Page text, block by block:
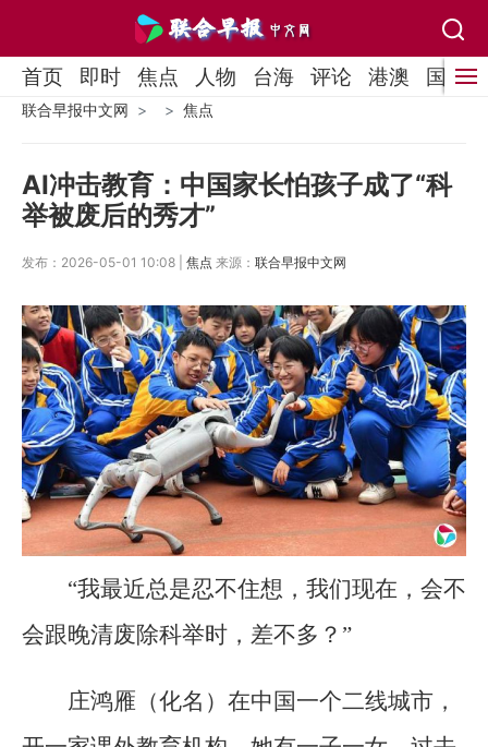
首页 即时 焦点 人物 台海 评论 港澳 国际
联合早报中文网 焦点
AI冲击教育：中国家长怕孩子成了“科
举被废后的秀才”
发布：2026-05-01 10:08 | 焦点 来源： 联合早报中文网
“我最近总是忍不住想，我们现在，会不
会跟晚清废除科举时，差不多？”
庄鸿雁（化名）在中国一个二线城市，